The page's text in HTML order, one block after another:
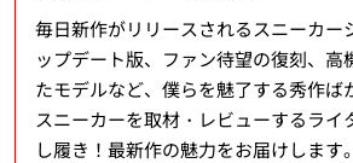
毎日新作がリリースされるスニーカー
ップデート版、ファン待望の復刻、高
たモデルなど、僕らを魅了する秀作ば
スニーカーを取材・レビューするライ
し履き！最新作の魅力をお届けします。